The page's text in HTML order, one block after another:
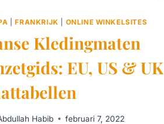
|FRANKRIJK ONLINE WINKELSITES
Kledingmaten
EU, US & UK
Habib februari 7, 2022